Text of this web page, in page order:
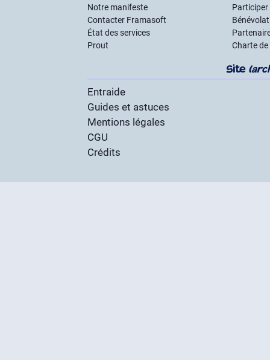
Notre manifeste
Contacter Framasoft
État des services
Prout
Participer
Charte
Site
Entraide
Guides et astuces
Mentions légales
CGU
Crédits